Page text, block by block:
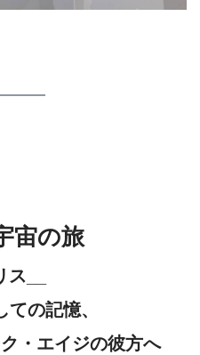
宙の旅
__
ての記憶、
・エイジの彼方へ